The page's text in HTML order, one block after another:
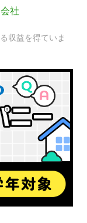
社
収益を得ていま